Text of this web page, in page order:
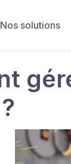
Nos solutions